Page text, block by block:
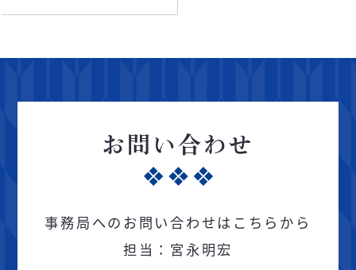
お問い合わせ
事務局へのお問い合わせはこちらから
担当：宮永明宏